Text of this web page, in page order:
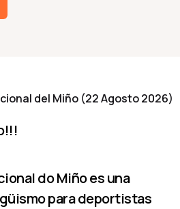
del Miño (22 Agosto 2026)
do Miño es una
para deportistas